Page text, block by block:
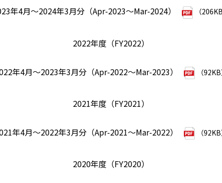
年4月～2024年3月分（Apr-2023～Mar-2024） （
2022年度（FY2022）
年4月～2023年3月分（Apr-2022～Mar-2023） （
2021年度（FY2021）
年4月～2022年3月分（Apr-2021～Mar-2022） （
2020年度（FY2020）